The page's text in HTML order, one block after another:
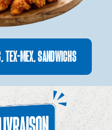
TEX-MEX, SANDWICHS